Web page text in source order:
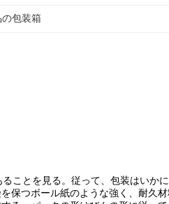
包装箱
ことを見る。従って、包装はいか
保つボール紙のような強く、耐久